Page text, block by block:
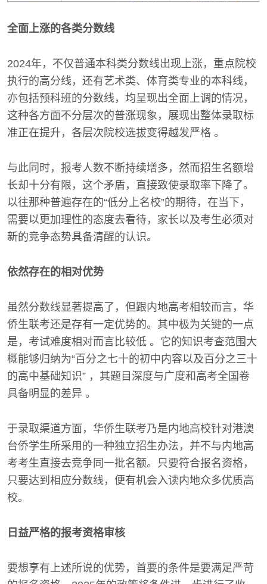
全面上涨的各类分数线
2024年，不仅普通本科类分数线出现上涨，重点院校
执行的高分线，还有艺术类、体育类专业的本科线，
亦包括预科班的分数线，均呈现出全面上调的情况，
这种各方面不分层次的普涨现象，展现出整体录取标
准正在提升，各层次院校选拔变得越发严格 。
与此同时，报考人数不断持续增多，然而招生名额增
长却十分有限，这个矛盾，直接致使录取率下降了。
以往那种普遍存在的“低分上名校”的期待，在当下，
需要以更加理性的态度去看待，家长以及考生必须对
新的竞争态势具备清醒的认识。
依然存在的相对优势
虽然分数线显著提高了，但跟内地高考相较而言，华
侨生联考还是存有一定优势的。其中极为关键的一点
是，考试难度相对而言比较低 。它的知识考查范围大
概能够归纳为“百分之七十的初中内容以及百分之三十
的高中基础知识” ，其题目深度与广度和高考全国卷
具备明显的差异 。
于录取渠道方面，华侨生联考乃是内地高校针对港澳
台侨学生所采用的一种独立招生办法，并不与内地高
考考生直接去竞争同一批名额。只要符合报名资格，
只要达到相应分数线，便有机会入读内地众多优质高
校。
日益严格的报考资格审核
要想享有上述所说的优势，首要的条件是要满足严苛